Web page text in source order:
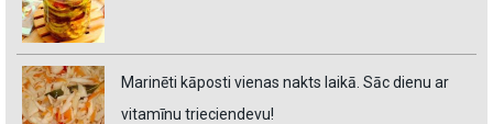
Marinēti kāposti vienas nakts laikā. Sāc dienu ar
vitamīnu trieciendevu!